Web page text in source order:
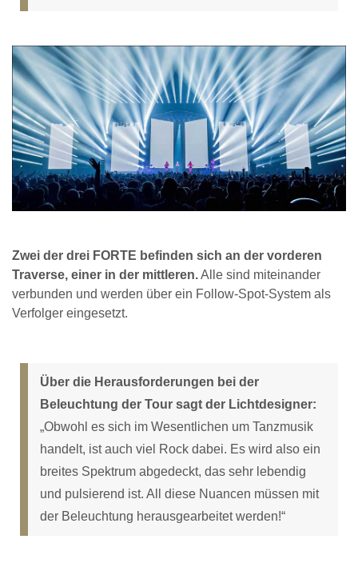
Zwei der drei FORTE befinden sich an der vorderen
Traverse, einer in der mittleren.Alle sind miteinander
verbunden und werden über ein Follow-Spot-System als
Verfolger eingesetzt.
Über die Herausforderungen bei der
Beleuchtung der Tour sagt der Lichtdesigner:
„Obwohl es sich im Wesentlichen um Tanzmusik
handelt, ist auch viel Rock dabei. Es wird also ein
breites Spektrum abgedeckt, das sehr lebendig
und pulsierend ist. All diese Nuancen müssen mit
der Beleuchtung herausgearbeitet werden!“